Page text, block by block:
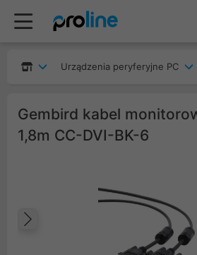
Urządzenia peryferyjne PC
Gembird kabel
1,8m CC-DVI-BK-6